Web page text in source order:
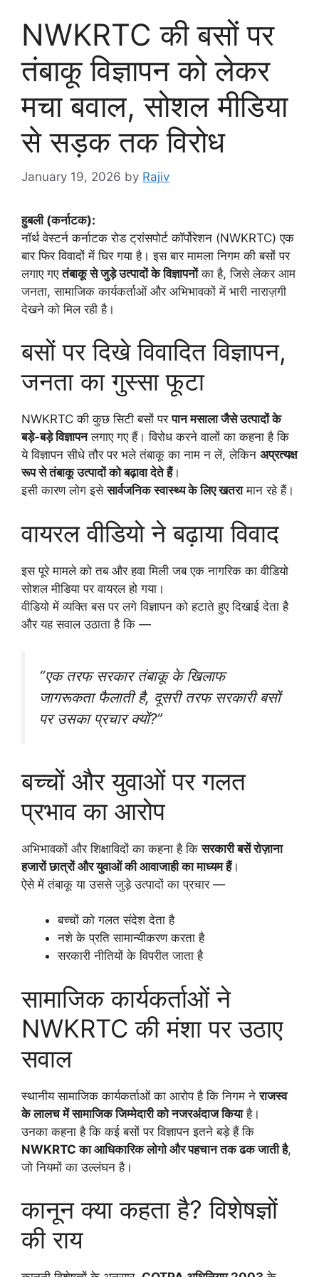
NWKRTC की बसों पर
तंबाकू विज्ञापन को लेकर
मचा बवाल, सोशल मीडिया
से सड़क तक विरोध
January 19, 2026 by Rajiv
हुबली (कर्नाटक):
नॉर्थ वेस्टर्न कर्नाटक रोड ट्रांसपोर्ट कॉर्पोरेशन (NWKRTC) एक
बार फिर विवादों में घिर गया है। इस बार मामला निगम की बसों पर
लगाए गएतंबाकू से जुड़े उत्पादों के विज्ञापनोंका है, जिसे लेकर आम
जनता, सामाजिक कार्यकर्ताओं और अभिभावकों में भारी नाराज़गी
देखने को मिल रही है।
बसों पर दिखे विवादित विज्ञापन,
जनता का गुस्सा फूटा
NWKRTC की कुछ सिटी बसों परपान मसाला जैसे उत्पादों के
बड़े-बड़े विज्ञापनलगाए गए हैं। विरोध करने वालों का कहना है कि
ये विज्ञापन सीधे तौर पर भले तंबाकू का नाम न लें, लेकिन अप्रत्यक्ष
रूप से तंबाकू उत्पादों को बढ़ावा देते हैं।
इसी कारण लोग इसेसार्वजनिक स्वास्थ्य के लिए खतरामान रहे हैं।
वायरल वीडियो ने बढ़ाया विवाद
इस पूरे मामले को तब और हवा मिली जब एक नागरिक का वीडियो
सोशल मीडिया पर वायरल हो गया।
वीडियो में व्यक्ति बस पर लगे विज्ञापन को हटाते हुए दिखाई देता है
और यह सवाल उठाता है कि —
“एक तरफ सरकार तंबाकू के खिलाफ
जागरूकता फैलाती है, दूसरी तरफ सरकारी बसों
पर उसका प्रचार क्यों?”
बच्चों और युवाओं पर गलत
प्रभाव का आरोप
अभिभावकों और शिक्षाविदों का कहना है किसरकारी बसें रोज़ाना
हजारों छात्रों और युवाओं की आवाजाही का माध्यम हैं।
ऐसे में तंबाकू या उससे जुड़े उत्पादों का प्रचार —
बच्चों को गलत संदेश देता है
नशे के प्रति सामान्यीकरण करता है
सरकारी नीतियों के विपरीत जाता है
सामाजिक कार्यकर्ताओं ने
NWKRTC की मंशा पर उठाए
सवाल
स्थानीय सामाजिक कार्यकर्ताओं का आरोप है कि निगम नेराजस्व
के लालच में सामाजिक जिम्मेदारी को नजरअंदाज कियाहै।
उनका कहना है कि कई बसों पर विज्ञापन इतने बड़े हैं कि
NWKRTC का आधिकारिक लोगो और पहचान तक ढक जाती है,
जो नियमों का उल्लंघन है।
कानून क्या कहता है? विशेषज्ञों
की राय